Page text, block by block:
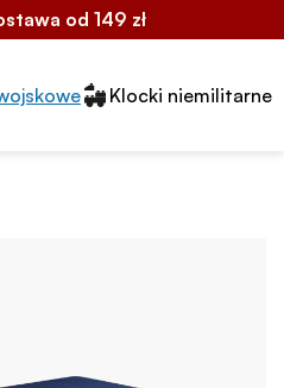
od 149 zł
segmentów2
Klocki niemilitarne